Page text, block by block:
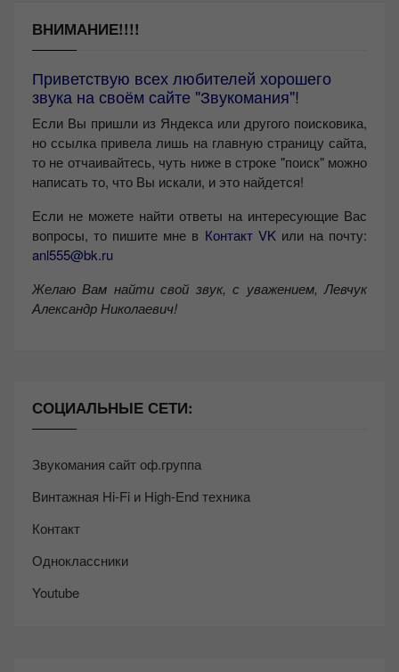
ВНИМАНИЕ!!!!
Приветствую всех любителей хорошего
звука на своём сайте "Звукомания"!
Если Вы пришли из Яндекса или другого поисковика,
но ссылка привела лишь на главную страницу сайта,
то не отчаивайтесь, чуть ниже в строке "поиск" можно
написать то, что Вы искали, и это найдется!
Если не можете найти ответы на интересующие Вас
вопросы, то пишите мне в Контакт VKили на почту:
anl555@bk.ru
Желаю Вам найти свой звук, с уважением, Левчук
Александр Николаевич!
СОЦИАЛЬНЫЕ СЕТИ:
Звукомания сайт оф.группа
Винтажная Hi-Fi и High-End техника
Контакт
Одноклассники
Youtube